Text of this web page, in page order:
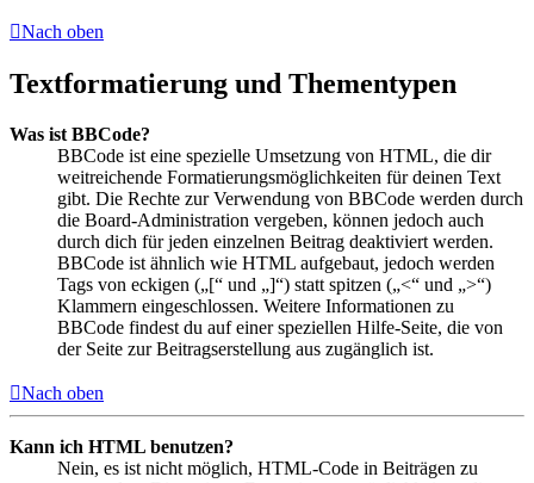
Nach oben
Textformatierung und Thementypen
Was ist BBCode?
BBCode ist eine spezielle Umsetzung von HTML, die dir
weitreichende Formatierungsmöglichkeiten für deinen Text
gibt. Die Rechte zur Verwendung von BBCode werden durch
die Board-Administration vergeben, können jedoch auch
durch dich für jeden einzelnen Beitrag deaktiviert werden.
BBCode ist ähnlich wie HTML aufgebaut, jedoch werden
Tags von eckigen („[“ und „]“) statt spitzen („<“ und „>“)
Klammern eingeschlossen. Weitere Informationen zu
BBCode findest du auf einer speziellen Hilfe-Seite, die von
der Seite zur Beitragserstellung aus zugänglich ist.
Nach oben
Kann ich HTML benutzen?
Nein, es ist nicht möglich, HTML-Code in Beiträgen zu